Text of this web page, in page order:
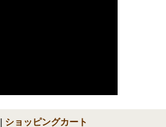
| ショッピングカート